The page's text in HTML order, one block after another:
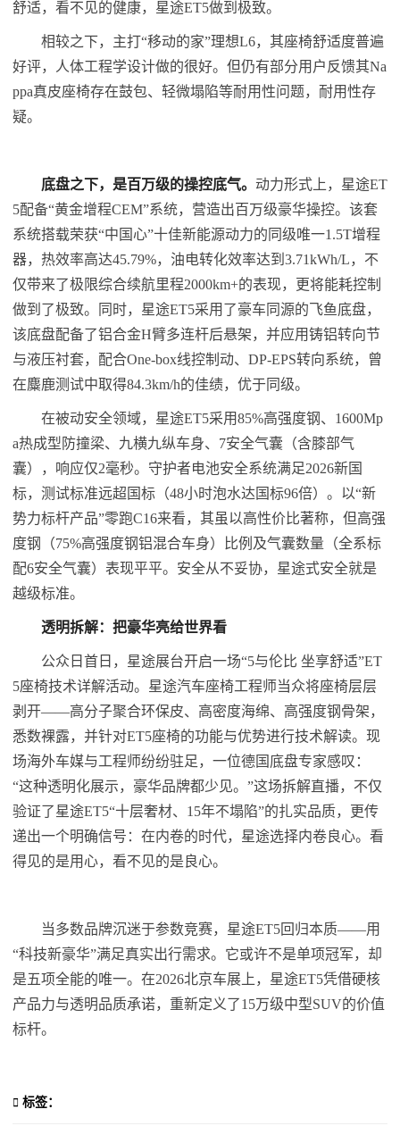
舒适，看不见的健康，星途ET5做到极致。
相较之下，主打“移动的家”理想L6，其座椅舒适度普遍
好评，人体工程学设计做的很好。但仍有部分用户反馈其Na
ppa真皮座椅存在鼓包、轻微塌陷等耐用性问题，耐用性存
疑。
底盘之下，是百万级的操控底气。 动力形式上，星途ET
5配备“黄金增程CEM”系统，营造出百万级豪华操控。该套
系统搭载荣获“中国心”十佳新能源动力的同级唯一1.5T增程
器，热效率高达45.79%，油电转化效率达到3.71kWh/L，不
仅带来了极限综合续航里程2000km+的表现，更将能耗控制
做到了极致。同时，星途ET5采用了豪车同源的飞鱼底盘，
该底盘配备了铝合金H臂多连杆后悬架，并应用铸铝转向节
与液压衬套，配合One-box线控制动、DP-EPS转向系统，曾
在麋鹿测试中取得84.3km/h的佳绩，优于同级。
在被动安全领域，星途ET5采用85%高强度钢、1600Mp
a热成型防撞梁、九横九纵车身、7安全气囊（含膝部气
囊），响应仅2毫秒。守护者电池安全系统满足2026新国
标，测试标准远超国标（48小时泡水达国标96倍）。以“新
势力标杆产品”零跑C16来看，其虽以高性价比著称，但高强
度钢（75%高强度钢铝混合车身）比例及气囊数量（全系标
配6安全气囊）表现平平。安全从不妥协，星途式安全就是
越级标准。
透明拆解：把豪华亮给世界看
公众日首日，星途展台开启一场“5与伦比 坐享舒适”ET
5座椅技术详解活动。星途汽车座椅工程师当众将座椅层层
剥开——高分子聚合环保皮、高密度海绵、高强度钢骨架，
悉数裸露，并针对ET5座椅的功能与优势进行技术解读。现
场海外车媒与工程师纷纷驻足，一位德国底盘专家感叹：
“这种透明化展示，豪华品牌都少见。”这场拆解直播，不仅
验证了星途ET5“十层奢材、15年不塌陷”的扎实品质，更传
递出一个明确信号：在内卷的时代，星途选择内卷良心。看
得见的是用心，看不见的是良心。
当多数品牌沉迷于参数竞赛，星途ET5回归本质——用
“科技新豪华”满足真实出行需求。它或许不是单项冠军，却
是五项全能的唯一。在2026北京车展上，星途ET5凭借硬核
产品力与透明品质承诺，重新定义了15万级中型SUV的价值
标杆。
标签：